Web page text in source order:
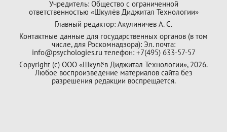
Учредитель: Общество с ограниченной
ответственностью «Шкулёв Диджитал Технологии»
Главный редактор: Акулиничев А. С.
Контактные данные для государственных органов (в том
числе, для Роскомнадзора): Эл. почта:
info@psychologies.ru телефон: +7(495) 633-57-57
Copyright (с) ООО «Шкулёв Диджитал Технологии», 2026.
Любое воспроизведение материалов сайта без
разрешения редакции воспрещается.